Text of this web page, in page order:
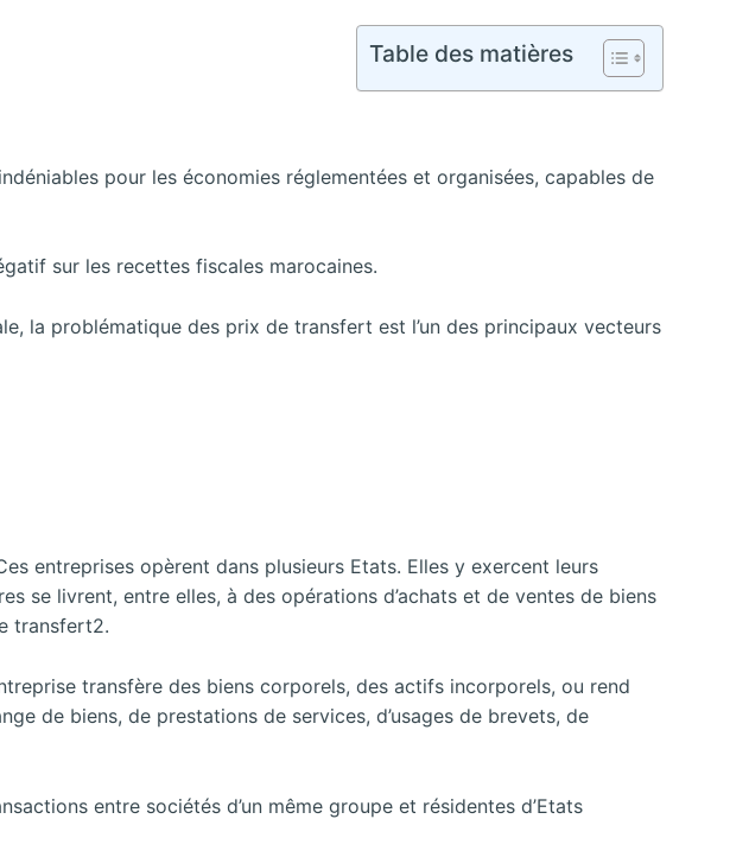
Table des matières
pour les économies réglementées et organisées, capables de
sur les recettes fiscales marocaines.
la problématique des prix de transfert est l’un des principaux vecteurs
entreprises opèrent dans plusieurs Etats. Elles y exercent leurs
se livrent, entre elles, à des opérations d’achats et de ventes de biens
transfert2.
transfère des biens corporels, des actifs incorporels, ou rend
de biens, de prestations de services, d’usages de brevets, de
entre sociétés d’un même groupe et résidentes d’Etats